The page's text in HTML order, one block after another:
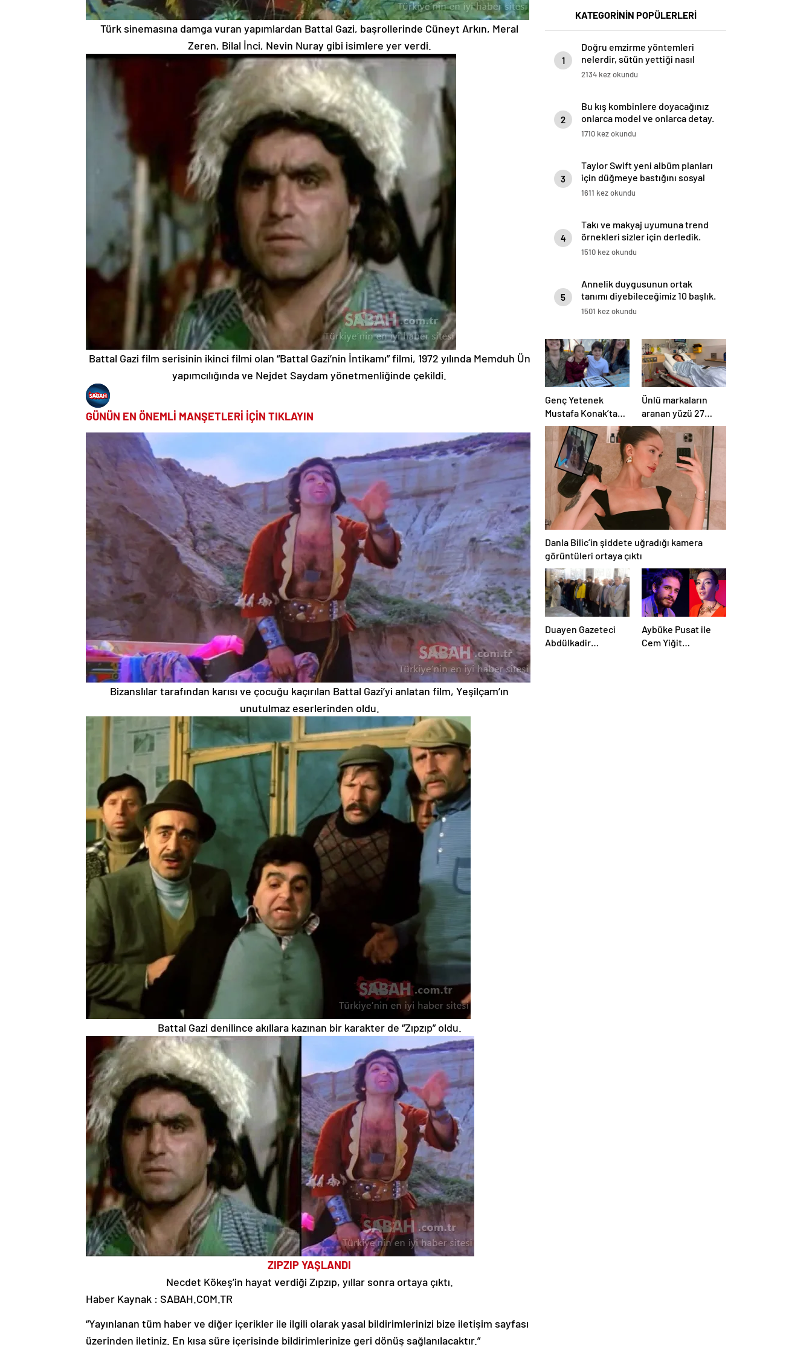
Türk sinemasına damga vuran yapımlardan Battal Gazi, başrollerinde Cüneyt Arkın, Meral
Zeren, Bilal İnci, Nevin Nuray gibi isimlere yer verdi.
Battal Gazi film serisinin ikinci filmi olan “Battal Gazi’nin İntikamı” filmi, 1972 yılında Memduh Ün
yapımcılığında ve Nejdet Saydam yönetmenliğinde çekildi.
GÜNÜN EN ÖNEMLİ MANŞETLERİ İÇİN TIKLAYIN
Bizanslılar tarafından karısı ve çocuğu kaçırılan Battal Gazi’yi anlatan film, Yeşilçam’ın
unutulmaz eserlerinden oldu.
Battal Gazi denilince akıllara kazınan bir karakter de “Zıpzıp” oldu.
ZIPZIP YAŞLANDI
Necdet Kökeş’in hayat verdiği Zıpzıp, yıllar sonra ortaya çıktı.
Haber Kaynak : SABAH.COM.TR
üzerinden iletiniz. En kısa süre içerisinde bildirimlerinize geri dönüş sağlanılacaktır.”
1
nelerdir, sütün yettiği nasıl
anlaşılır?
2134 kez okundu
2
onlarca model ve onlarca detay.
1710 kez okundu
3
için düğmeye bastığını sosyal
medyadan duyurdu!
1611 kez okundu
4
örnekleri sizler için derledik.
1510 kez okundu
5
tanımı diyebileceğimiz 10 başlık.
1501 kez okundu
Genç Yetenek
Mustafa Konak’tan
20. Proje Müjdesi
Ünlü markaların
aranan yüzü 27
yaşında hayatını
kaybetti
Danla Bilic’in şiddete uğradığı kamera
görüntüleri ortaya çıktı
Duayen Gazeteci
Abdülkadir
Ekmekçioğlu
Aybüke Pusat ile
Cem Yiğit
Üzümoğlu’nun